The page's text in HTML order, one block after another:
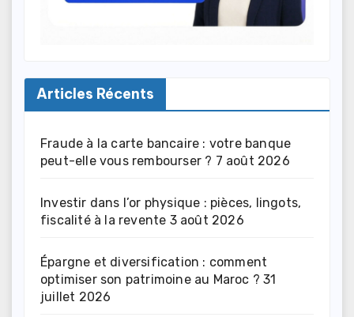
Articles Récents
Fraude à la carte bancaire : votre banque
peut-elle vous rembourser ? 7 août 2026
Investir dans l’or physique : pièces, lingots,
fiscalité à la revente 3 août 2026
Épargne et diversification : comment
optimiser son patrimoine au Maroc ? 31
juillet 2026